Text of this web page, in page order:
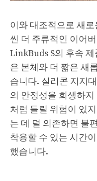
이와 대조적으로 새
씬 더 주류적인 이어
LinkBuds S의 후속
은 본체와 더 짧은 새
습니다. 실리콘 지지
의 안정성을 희생하
처럼 들릴 위험이 있
는 데 덜 의존하면 불
착용할 수 있는 시간
했습니다.